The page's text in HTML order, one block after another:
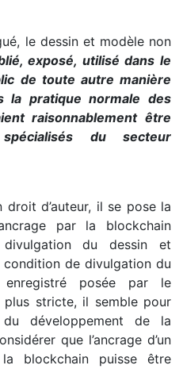
le dessin et modèle non
exposé, utilisé dans le
de toute autre manière
la pratique normale des
raisonnablement être
du secteur
droit d’auteur, il se pose la
par la blockchain
du dessin et
de divulgation du
posée par le
plus stricte, il semble pour
développement de la
que l’ancrage d’un
blockchain puisse être